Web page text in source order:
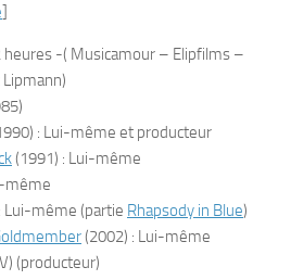
]
heures -( Musicamour – Elipfilms –
: Lui-même et producteur
(1991) : Lui-même
même
Lui-même (partie Rhapsody in Blue)
(2002) : Lui-même
(producteur)